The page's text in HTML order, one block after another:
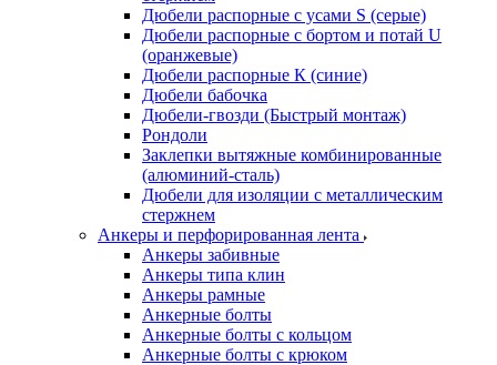
Дюбели распорные с усами S (серые)
Дюбели распорные c бортом и потай U
(оранжевые)
Дюбели распорные К (синие)
Дюбели бабочка
Дюбели-гвозди (Быстрый монтаж)
Рондоли
Заклепки вытяжные комбинированные
(алюминий-сталь)
Дюбели для изоляции с металлическим
стержнем
Анкеры и перфорированная лента
Анкеры забивные
Анкеры типа клин
Анкеры рамные
Анкерные болты
Анкерные болты с кольцом
Анкерные болты с крюком